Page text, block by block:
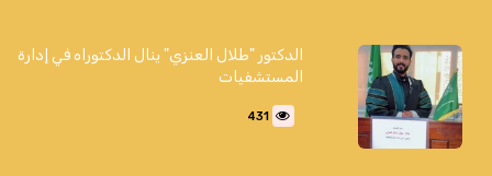
الدكتور "طلال العنزي" ينال الدكتوراه في إدارة
المستشفيات
431